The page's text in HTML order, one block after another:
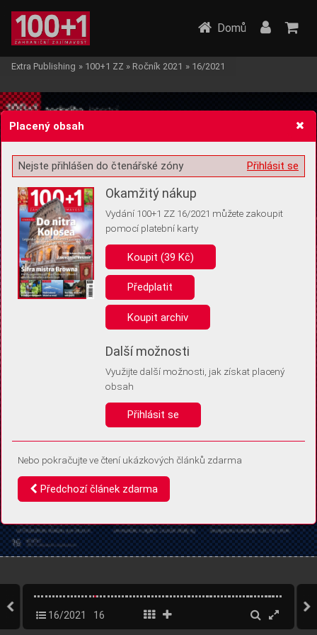
Žádost o souhlas s ukládáním volitelných informací
Pro základní fungování webu nepotřebujeme ukládat žádné informace
(tzv. cookies apod.). Rádi bychom vás ale požádali o souhlas s
uložením volitelných informací:
Anonymní unikátní ID
Díky němu příště poznáme, že se jedná o stejné zařízení, a
Identifikátor je zcela anonymní.
Vaše souhlasy a odmítnutí si ukládáme do vašeho zařízení, abychom se
vás už příště znovu neptali. Můžete je kdykoli později upravit ve Správě
Domů
Extra Publishing » 100+1 ZZ » Ročník 2021 » 16/2021
16/2021 16
Placený obsah
Přihlásit se
Nejste přihlášen do čtenářské zóny
Okamžitý nákup
Vydání 100+1 ZZ 16/2021 můžete zakoupit
pomocí platební karty
Koupit (39 Kč)
Předplatit
Koupit archiv
Další možnosti
Využijte další možnosti, jak získat placený
obsah
Přihlásit se
Nebo pokračujte ve čtení ukázkových článků zdarma
Předchozí článek zdarma